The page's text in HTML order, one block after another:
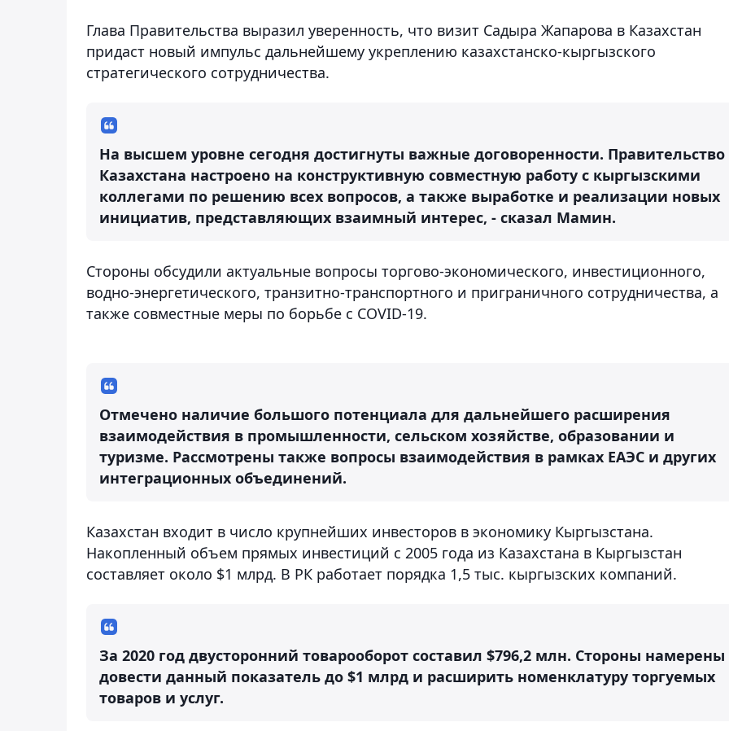
Глава Правительства выразил уверенность, что визит Садыра Жапарова в Казахстан
придаст новый импульс дальнейшему укреплению казахстанско-кыргызского
стратегического сотрудничества.
На высшем уровне сегодня достигнуты важные договоренности. Правительство
Казахстана настроено на конструктивную совместную работу с кыргызскими
коллегами по решению всех вопросов, а также выработке и реализации новых
инициатив, представляющих взаимный интерес, - сказал Мамин.
Стороны обсудили актуальные вопросы торгово-экономического, инвестиционного,
водно-энергетического, транзитно-транспортного и приграничного сотрудничества, а
также совместные меры по борьбе с COVID-19.
Отмечено наличие большого потенциала для дальнейшего расширения
взаимодействия в промышленности, сельском хозяйстве, образовании и
туризме. Рассмотрены также вопросы взаимодействия в рамках ЕАЭС и других
интеграционных объединений.
Казахстан входит в число крупнейших инвесторов в экономику Кыргызстана.
Накопленный объем прямых инвестиций с 2005 года из Казахстана в Кыргызстан
составляет около $1 млрд. В РК работает порядка 1,5 тыс. кыргызских компаний.
За 2020 год двусторонний товарооборот составил $796,2 млн. Стороны намерены
довести данный показатель до $1 млрд и расширить номенклатуру торгуемых
товаров и услуг.